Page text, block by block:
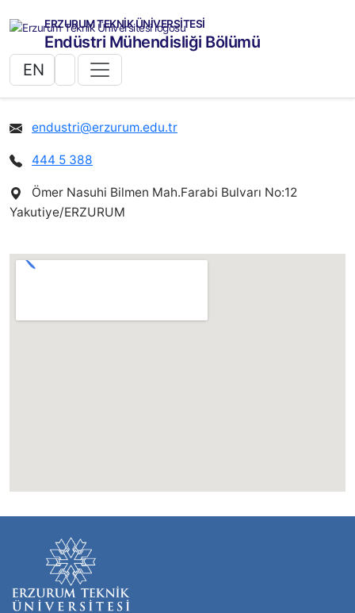
ERZURUM TEKNİK ÜNİVERSİTESİ
Endüstri Mühendisliği Bölümü
EN
endustri@erzurum.edu.tr
444 5 388
Ömer Nasuhi Bilmen Mah.Farabi Bulvarı No:12
Yakutiye/ERZURUM